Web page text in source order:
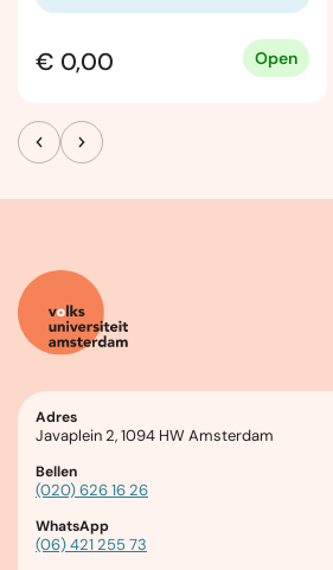
€ 0,00 Open
Adres
Javaplein 2, 1094 HW Amsterdam
Bellen
(020) 626 16 26
WhatsApp
(06) 421 255 73